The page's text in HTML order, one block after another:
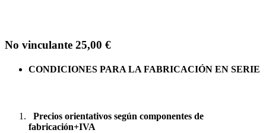
No vinculante 25,00 €
CONDICIONES PARA LA FABRICACIÓN EN SERIE
Precios orientativos según componentes de
fabricación+IVA